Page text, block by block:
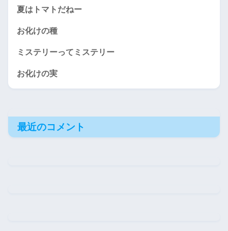
夏はトマトだねー
お化けの種
ミステリーってミステリー
お化けの実
最近のコメント